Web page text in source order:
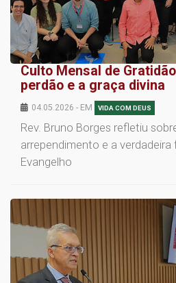
Culto Mensal de
perdão e a graça divina
04.05.2026 - EM VIDA COM DEUS
Rev. Bruno Borges refletiu
arrependimento e a verdadeira
Evangelho